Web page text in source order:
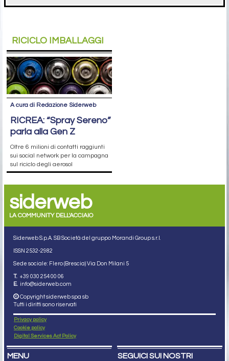
RICICLO IMBALLAGGI
A cura di Redazione Siderweb
RICREA: “Spray Sereno”
parla alla Gen Z
Oltre 6 milioni di contatti raggiunti
sui social network per la campagna
sul riciclo degli aerosol
siderweb
LA COMMUNITY DELL'ACCIAIO
Siderweb S.p.A. SB Società del gruppo Morandi Group s.r.l.
ISSN 2532-2982
Sede sociale: Flero (Brescia) Via Don Milani 5
T. +39 030 254 00 06
E. info@siderweb.com
Copyright siderweb spa sb
Tutti i diritti sono riservati
Privacy policy
Cookie policy
Digital Services Act Policy
MENU SEGUICI SUI NOSTRI